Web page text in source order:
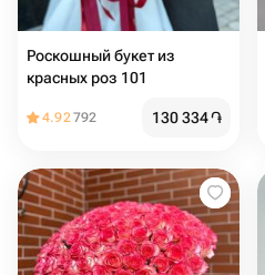
Роскошный букет из
красных роз 101
4.92792 130 334֏